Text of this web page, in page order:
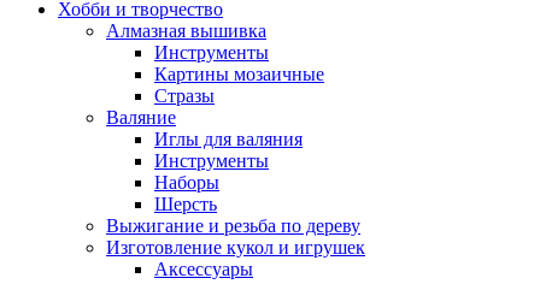
Хобби и творчество
Алмазная вышивка
Инструменты
Картины мозаичные
Стразы
Валяние
Иглы для валяния
Инструменты
Наборы
Шерсть
Выжигание и резьба по дереву
Изготовление кукол и игрушек
Аксессуары